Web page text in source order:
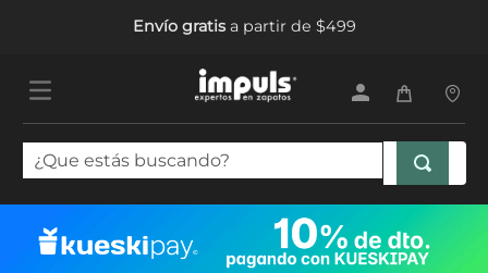
Envío gratisa partir de $499
¿Que estás buscando?
1.
tenis mujer